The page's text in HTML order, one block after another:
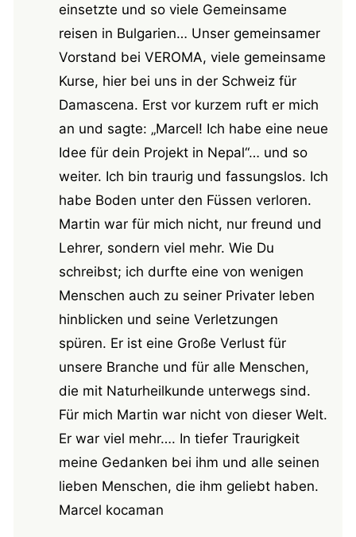
einsetzte und so viele Gemeinsame
reisen in Bulgarien… Unser gemeinsamer
Vorstand bei VEROMA, viele gemeinsame
Kurse, hier bei uns in der Schweiz für
Damascena. Erst vor kurzem ruft er mich
an und sagte: „Marcel! Ich habe eine neue
Idee für dein Projekt in Nepal“… und so
weiter. Ich bin traurig und fassungslos. Ich
habe Boden unter den Füssen verloren.
Martin war für mich nicht, nur freund und
Lehrer, sondern viel mehr. Wie Du
schreibst; ich durfte eine von wenigen
Menschen auch zu seiner Privater leben
hinblicken und seine Verletzungen
spüren. Er ist eine Große Verlust für
unsere Branche und für alle Menschen,
die mit Naturheilkunde unterwegs sind.
Für mich Martin war nicht von dieser Welt.
Er war viel mehr…. In tiefer Traurigkeit
meine Gedanken bei ihm und alle seinen
lieben Menschen, die ihm geliebt haben.
Marcel kocaman